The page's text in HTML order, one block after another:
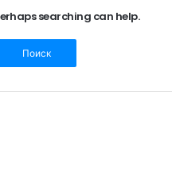
searching can help.